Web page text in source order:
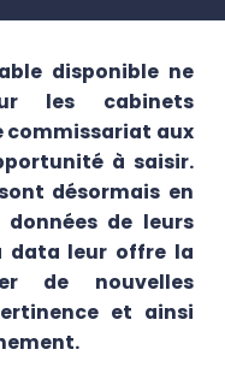
disponible ne
les cabinets
commissariat aux
à saisir.
désormais en
de leurs
data leur offre la
de nouvelles
et ainsi